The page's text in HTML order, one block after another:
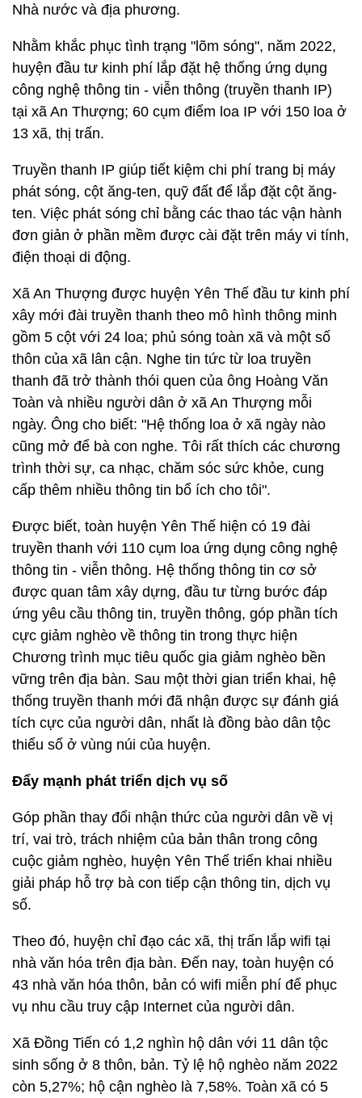
Nhà nước và địa phương.
Nhằm khắc phục tình trạng "lõm sóng", năm 2022,
huyện đầu tư kinh phí lắp đặt hệ thống ứng dụng
công nghệ thông tin - viễn thông (truyền thanh IP)
tại xã An Thượng; 60 cụm điểm loa IP với 150 loa ở
13 xã, thị trấn.
Truyền thanh IP giúp tiết kiệm chi phí trang bị máy
phát sóng, cột ăng-ten, quỹ đất để lắp đặt cột ăng-
ten. Việc phát sóng chỉ bằng các thao tác vận hành
đơn giản ở phần mềm được cài đặt trên máy vi tính,
điện thoại di động.
Xã An Thượng được huyện Yên Thế đầu tư kinh phí
xây mới đài truyền thanh theo mô hình thông minh
gồm 5 cột với 24 loa; phủ sóng toàn xã và một số
thôn của xã lân cận. Nghe tin tức từ loa truyền
thanh đã trở thành thói quen của ông Hoàng Văn
Toàn và nhiều người dân ở xã An Thượng mỗi
ngày. Ông cho biết: "Hệ thống loa ở xã ngày nào
cũng mở để bà con nghe. Tôi rất thích các chương
trình thời sự, ca nhạc, chăm sóc sức khỏe, cung
cấp thêm nhiều thông tin bổ ích cho tôi".
Được biết, toàn huyện Yên Thế hiện có 19 đài
truyền thanh với 110 cụm loa ứng dụng công nghệ
thông tin - viễn thông. Hệ thống thông tin cơ sở
được quan tâm xây dựng, đầu tư từng bước đáp
ứng yêu cầu thông tin, truyền thông, góp phần tích
cực giảm nghèo về thông tin trong thực hiện
Chương trình mục tiêu quốc gia giảm nghèo bền
vững trên địa bàn. Sau một thời gian triển khai, hệ
thống truyền thanh mới đã nhận được sự đánh giá
tích cực của người dân, nhất là đồng bào dân tộc
thiểu số ở vùng núi của huyện.
Đẩy mạnh phát triển dịch vụ số
Góp phần thay đổi nhận thức của người dân về vị
trí, vai trò, trách nhiệm của bản thân trong công
cuộc giảm nghèo, huyện Yên Thế triển khai nhiều
giải pháp hỗ trợ bà con tiếp cận thông tin, dịch vụ
số.
Theo đó, huyện chỉ đạo các xã, thị trấn lắp wifi tại
nhà văn hóa trên địa bàn. Đến nay, toàn huyện có
43 nhà văn hóa thôn, bản có wifi miễn phí để phục
vụ nhu cầu truy cập Internet của người dân.
Xã Đồng Tiến có 1,2 nghìn hộ dân với 11 dân tộc
sinh sống ở 8 thôn, bản. Tỷ lệ hộ nghèo năm 2022
còn 5,27%; hộ cận nghèo là 7,58%. Toàn xã có 5